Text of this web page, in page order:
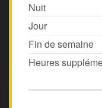
Nuit
Jour
Fin de semaine
Heures